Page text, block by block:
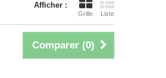
Afficher :
Grille Liste
Comparer (0)